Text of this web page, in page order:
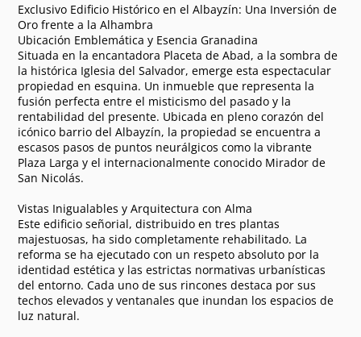
Exclusivo Edificio Histórico en el Albayzín: Una Inversión de
Oro frente a la Alhambra
Ubicación Emblemática y Esencia Granadina
Situada en la encantadora Placeta de Abad, a la sombra de
la histórica Iglesia del Salvador, emerge esta espectacular
propiedad en esquina. Un inmueble que representa la
fusión perfecta entre el misticismo del pasado y la
rentabilidad del presente. Ubicada en pleno corazón del
icónico barrio del Albayzín, la propiedad se encuentra a
escasos pasos de puntos neurálgicos como la vibrante
Plaza Larga y el internacionalmente conocido Mirador de
San Nicolás.
Vistas Inigualables y Arquitectura con Alma
Este edificio señorial, distribuido en tres plantas
majestuosas, ha sido completamente rehabilitado. La
reforma se ha ejecutado con un respeto absoluto por la
identidad estética y las estrictas normativas urbanísticas
del entorno. Cada uno de sus rincones destaca por sus
techos elevados y ventanales que inundan los espacios de
luz natural.